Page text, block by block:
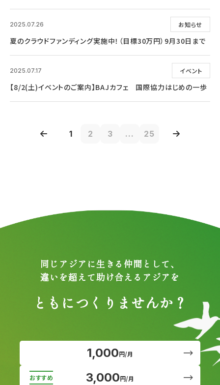
お知らせ
2025.07.26
夏のクラウドファンディング実施中！（目標30万円）9月30日まで
イベント
2025.07.17
【8/2(土)イベントのご案内】BAJカフェ 国際協力はじめの一歩
1 2 3 ... 25
同じアジアに生きる仲間として、
違いを超えて助け合えるアジアを
ともにつくりませんか？
1,000円/月
3,000円/月